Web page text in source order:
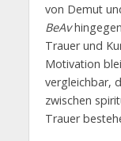
von Demut
BeAv
Trauer und
Motivation
vergleichbar,
zwischen
Trauer